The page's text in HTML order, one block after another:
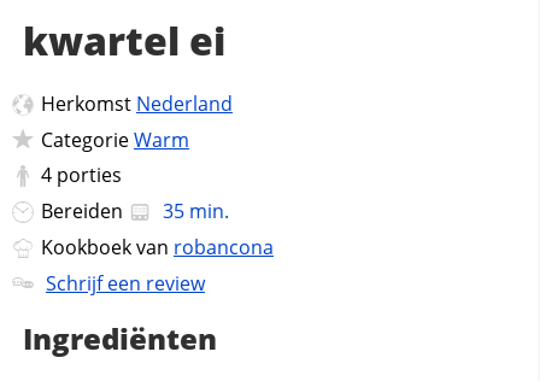
kwartel ei
Herkomst Nederland
CategorieWarm
4 porties
Bereiden
35 min.
Kookboek van robancona
Schrijf een review
Ingrediënten